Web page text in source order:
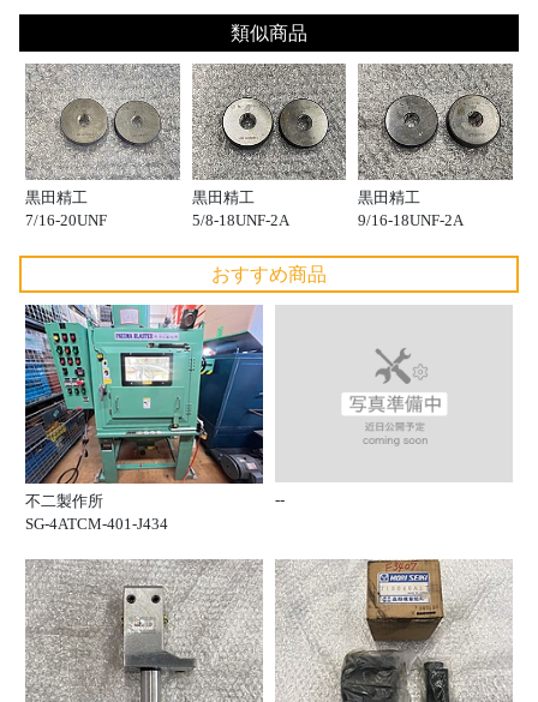
類似商品
黒田精工
7/16-20UNF
黒田精工
5/8-18UNF-2A
黒田精工
9/16-18UNF-2A
おすすめ商品
不二製作所
SG-4ATCM-401-J434
--